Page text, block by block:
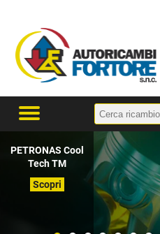
PETRONAS Cool
Tech TM
Scopri